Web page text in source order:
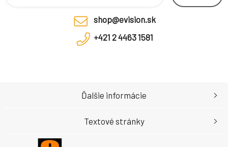
shop@evision.sk
+421 2 4463 1581
Ďalšie informácie
Textové stránky